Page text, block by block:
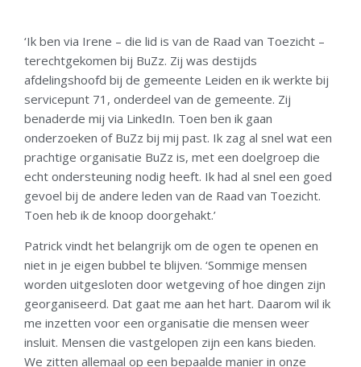
‘Ik ben via Irene – die lid is van de Raad van Toezicht –
terechtgekomen bij BuZz. Zij was destijds
afdelingshoofd bij de gemeente Leiden en ik werkte bij
servicepunt 71, onderdeel van de gemeente. Zij
benaderde mij via LinkedIn. Toen ben ik gaan
onderzoeken of BuZz bij mij past. Ik zag al snel wat een
prachtige organisatie BuZz is, met een doelgroep die
echt ondersteuning nodig heeft. Ik had al snel een goed
gevoel bij de andere leden van de Raad van Toezicht.
Toen heb ik de knoop doorgehakt.’
Patrick vindt het belangrijk om de ogen te openen en
niet in je eigen bubbel te blijven. ‘Sommige mensen
worden uitgesloten door wetgeving of hoe dingen zijn
georganiseerd. Dat gaat me aan het hart. Daarom wil ik
me inzetten voor een organisatie die mensen weer
insluit. Mensen die vastgelopen zijn een kans bieden.
We zitten allemaal op een bepaalde manier in onze